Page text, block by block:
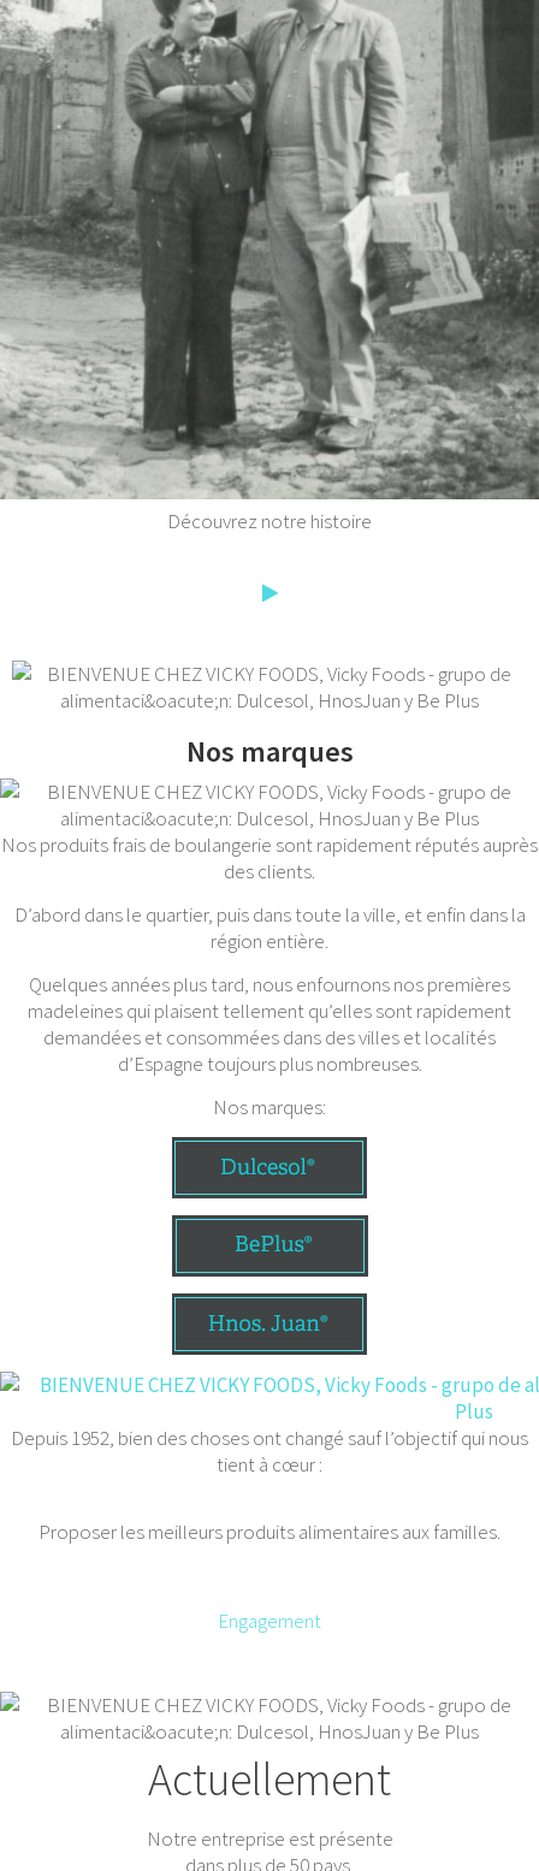
Découvrez notre histoire
Nos marques
Nos produits frais de boulangerie sont rapidement réputés auprès
des clients.
D’abord dans le quartier, puis dans toute la ville, et enfin dans la
région entière.
Quelques années plus tard, nous enfournons nos premières
madeleines qui plaisent tellement qu’elles sont rapidement
demandées et consommées dans des villes et localités
d’Espagne toujours plus nombreuses.
Nos marques:
Depuis 1952, bien des choses ont changé sauf l’objectif qui nous
tient à cœur :
Proposer les meilleurs produits alimentaires aux familles.
Engagement
Actuellement
Notre entreprise est présente
dans plus de 50 pays.